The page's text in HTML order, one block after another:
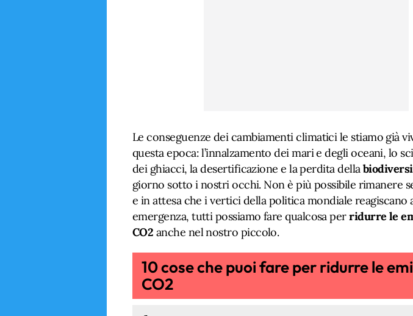
Le conseguenze dei cambiamenti climatici le stiamo già
questa epoca: l’innalzamento dei mari e degli oceani, lo
dei ghiacci, la desertificazione e la perdita della
giorno sotto i nostri occhi. Non è più possibile rimanere
e in attesa che i vertici della politica mondiale reagiscano
emergenza, tutti possiamo fare qualcosa perridurre le
CO2 anche nel nostro piccolo.
10 cose che puoi fare per ridurre le
CO2